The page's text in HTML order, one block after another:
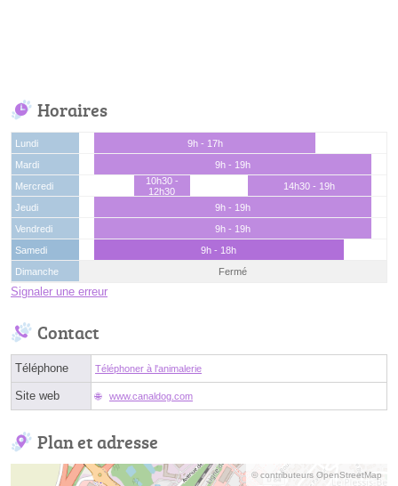
Horaires
Lundi
9h - 17h
Mardi
9h - 19h
Mercredi
10h30 -
12h30
14h30 - 19h
Jeudi
9h - 19h
Vendredi
9h - 19h
Samedi
9h - 18h
Dimanche
Fermé
Signaler une erreur
Contact
Téléphone Téléphoner à l'animalerie
Site web www.canaldog.com
Plan et adresse
© contributeurs OpenStreetMap